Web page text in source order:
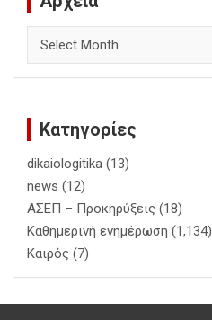
Κατηγορίες
dikaiologitika (13)
news (12)
ΑΣΕΠ – Προκηρύξεις (18)
Καθημερινή ενημέρωση (1,134)
Καιρός (7)